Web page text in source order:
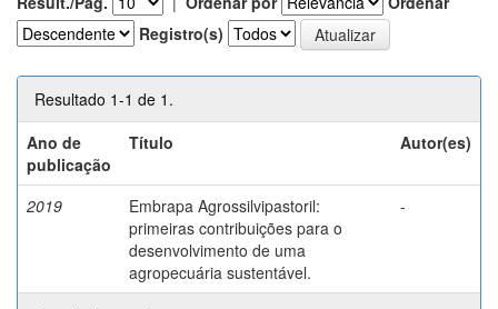
Registro(s)
Resultado 1-1 de 1.
Ano de
publicação
Título Autor(es)
2019
Embrapa Agrossilvipastoril:
primeiras contribuições para o
desenvolvimento de uma
agropecuária sustentável.
-